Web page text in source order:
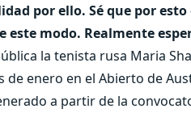
por ello. Sé que por
modo. Realmente
la tenista rusa Maria
enero en el Abierto de
a partir de la